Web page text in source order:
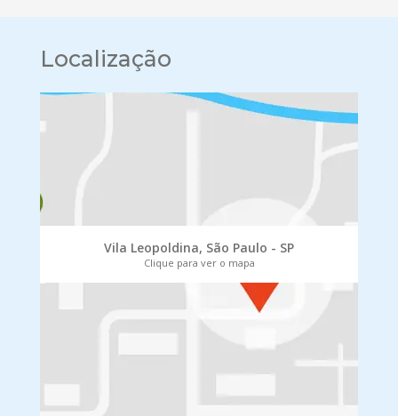
Localização
Vila Leopoldina, São Paulo - SP
Clique para ver o mapa